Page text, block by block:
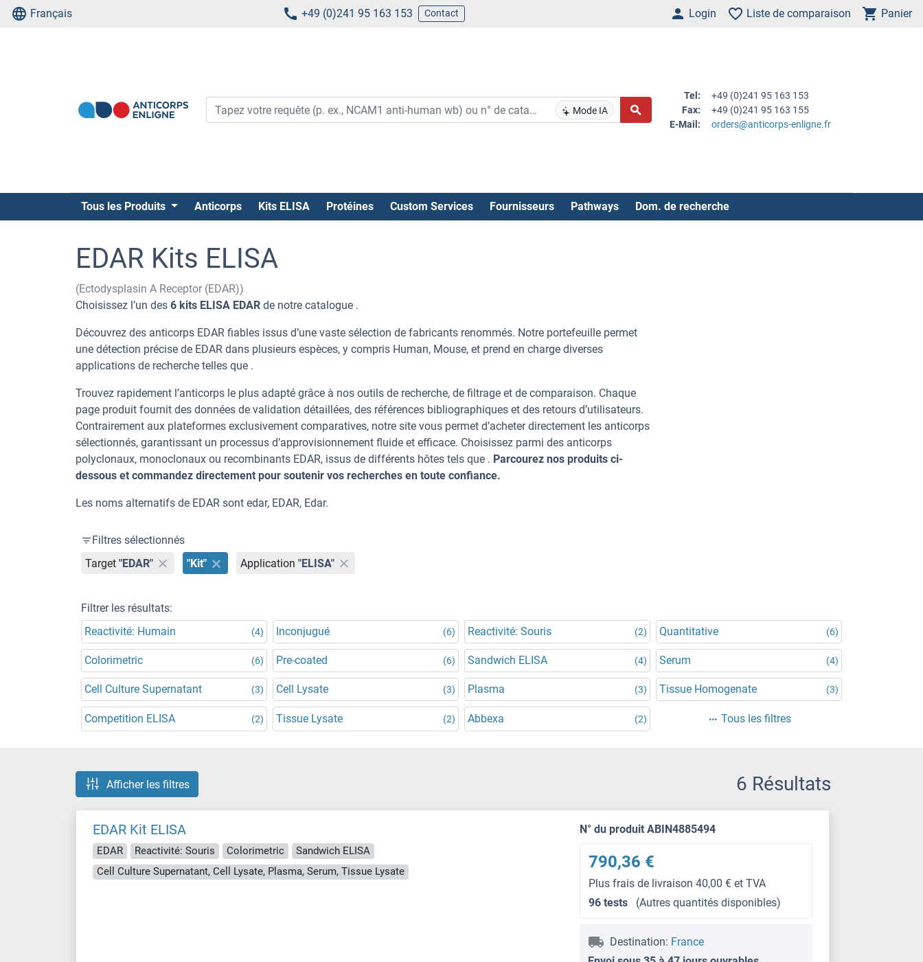
Français +49 (0)241 95 163 153 Contact Login Liste de comparaison Panier
Mode IA
Tel:
+49 (0)241 95 163 153
Fax:
+49 (0)241 95 163 155
E-Mail:
orders@anticorps-enligne.fr
Tous les Produits Anticorps Kits ELISA Protéines Custom Services Fournisseurs Pathways Dom. de recherche
EDAR Kits ELISA
(Ectodysplasin A Receptor (EDAR))
Choisissez l’un des 6 kits ELISA EDAR de notre catalogue .
Découvrez des anticorps EDAR fiables issus d’une vaste sélection de fabricants renommés. Notre portefeuille permet
une détection précise de EDAR dans plusieurs espèces, y compris Human, Mouse, et prend en charge diverses
applications de recherche telles que .
Trouvez rapidement l’anticorps le plus adapté grâce à nos outils de recherche, de filtrage et de comparaison. Chaque
page produit fournit des données de validation détaillées, des références bibliographiques et des retours d’utilisateurs.
Contrairement aux plateformes exclusivement comparatives, notre site vous permet d’acheter directement les anticorps
sélectionnés, garantissant un processus d’approvisionnement fluide et efficace. Choisissez parmi des anticorps
polyclonaux, monoclonaux ou recombinants EDAR, issus de différents hôtes tels que . Parcourez nos produits ci-
dessous et commandez directement pour soutenir vos recherches en toute confiance.
Les noms alternatifs de EDAR sont edar, EDAR, Edar.
Filtres sélectionnés
Target "EDAR" "Kit" Application "ELISA"
Filtrer les résultats:
Reactivité: Humain
(4) Inconjugué (6) Reactivité: Souris (2) Quantitative (6)
Colorimetric (6) Pre-coated (6) Sandwich ELISA (4) Serum (4)
Cell Culture Supernatant (3) Cell Lysate (3) Plasma (3) Tissue Homogenate (3)
Competition ELISA (2) Tissue Lysate (2) Abbexa (2) Tous les filtres
Afficher les filtres 6 Résultats
EDAR Kit ELISA
EDAR Reactivité: Souris Colorimetric
Sandwich ELISA
Cell Culture Supernatant, Cell Lysate, Plasma, Serum, Tissue Lysate
N° du produit ABIN4885494
790,36 €
Plus frais de livraison 40,00 € et TVA
96 tests
(Autres quantités disponibles)
Destination: France